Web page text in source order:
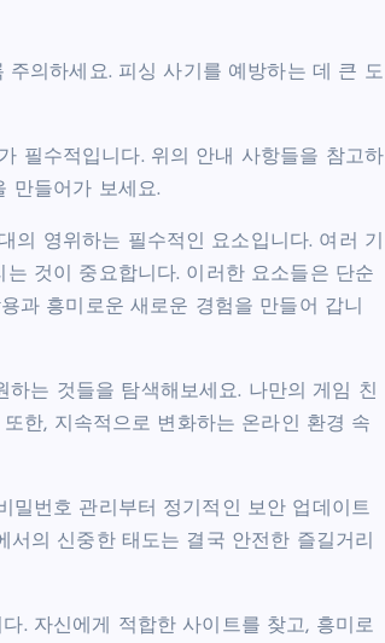
의하세요. 피싱 사기를 예방하는 데 큰 도
필수적입니다. 위의 안내 사항들을 참고하
만들어가 보세요.
영위하는 필수적인 요소입니다. 여러 기
것이 중요합니다. 이러한 요소들은 단순
과 흥미로운 새로운 경험을 만들어 갑니
는 것들을 탐색해보세요. 나만의 게임 친
한, 지속적으로 변화하는 온라인 환경 속
밀번호 관리부터 정기적인 보안 업데이트
의 신중한 태도는 결국 안전한 즐길거리
. 자신에게 적합한 사이트를 찾고, 흥미로